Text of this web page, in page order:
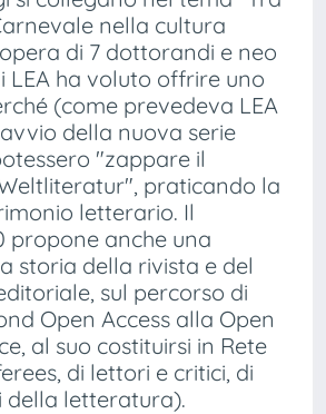
nella cultura
di 7 dottorandi e neo
LEA ha voluto offrire uno
(come prevedeva LEA
della nuova serie
"zappare il
praticando la
letterario. Il
propone anche una
storia della rivista e del
sul percorso di
Open Access alla Open
al suo costituirsi in Rete
di lettori e critici, di
della letteratura).